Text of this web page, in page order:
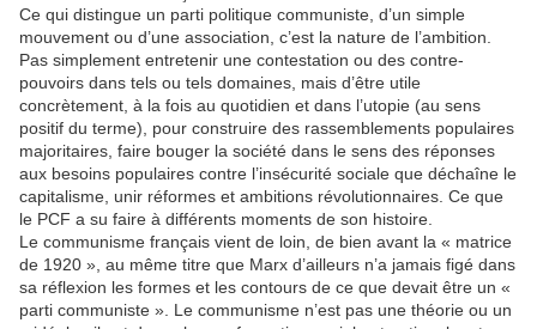
Ce qui distingue un parti politique communiste, d’un simple
mouvement ou d’une association, c’est la nature de l’ambition.
Pas simplement entretenir une contestation ou des contre-
pouvoirs dans tels ou tels domaines, mais d’être utile
concrètement, à la fois au quotidien et dans l’utopie (au sens
positif du terme), pour construire des rassemblements populaires
majoritaires, faire bouger la société dans le sens des réponses
aux besoins populaires contre l’insécurité sociale que déchaîne le
capitalisme, unir réformes et ambitions révolutionnaires. Ce que
le PCF a su faire à différents moments de son histoire.
Le communisme français vient de loin, de bien avant la « matrice
de 1920 », au même titre que Marx d’ailleurs n’a jamais figé dans
sa réflexion les formes et les contours de ce que devait être un «
parti communiste ». Le communisme n’est pas une théorie ou un